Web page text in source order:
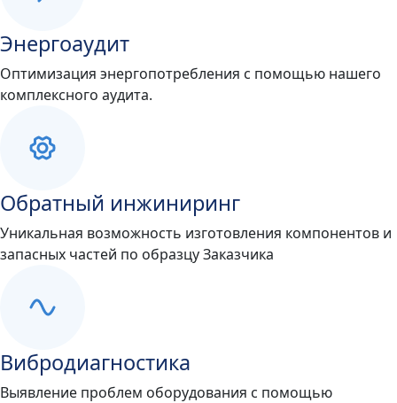
Энергоаудит
Оптимизация энергопотребления с помощью нашего
комплексного аудита.
Обратный инжиниринг
Уникальная возможность изготовления компонентов и
запасных частей по образцу Заказчика
Вибродиагностика
Выявление проблем оборудования с помощью